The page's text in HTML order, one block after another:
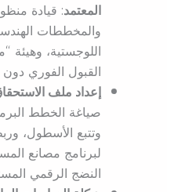
المعتمد: قيادة
والمخططات
اللوجستية، وهيئة
القبول الفوري
إعداد ملف
صياغة الخطط
وتتبع الأسطول،
لبرنامج مصانع
النضج الرقمي